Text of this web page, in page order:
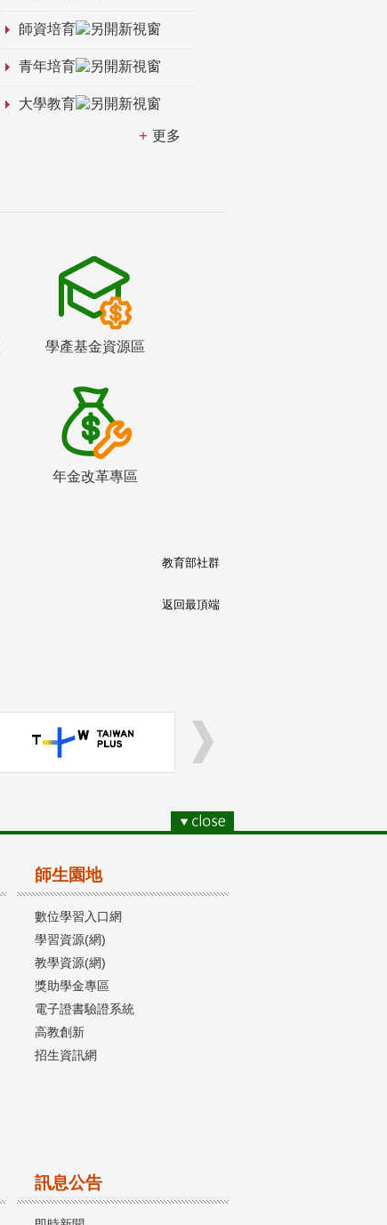
師資培育
青年培育
大學教育
更多
學產基金資源區
年金改革專區
教育部社群
返回最頂端
師生園地
數位學習入口網
學習資源(網)
教學資源(網)
獎助學金專區
電子證書驗證系統
高教創新
招生資訊網
訊息公告